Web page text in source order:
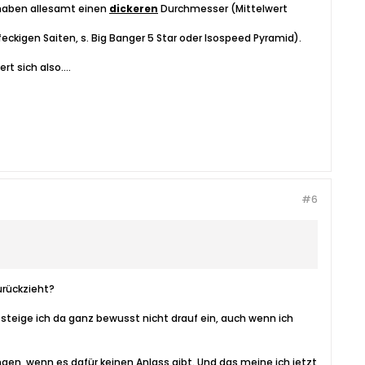
allesamt einen dickeren Durchmesser (Mittelwert
Saiten, s. Big Banger 5 Star oder Isospeed Pyramid).
sich also....
#6
ich da ganz bewusst nicht drauf ein, auch wenn ich
wenn es dafür keinen Anlass gibt. Und das meine ich jetzt